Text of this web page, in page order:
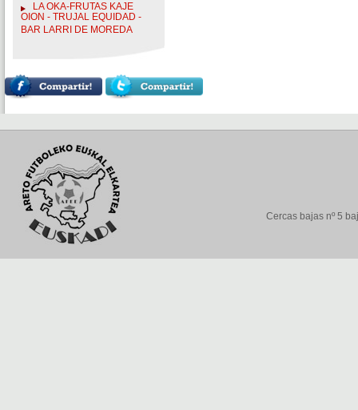
LA OKA-FRUTAS KAJE
OION - TRUJAL EQUIDAD -
BAR LARRI DE MOREDA
Cercas bajas nº 5